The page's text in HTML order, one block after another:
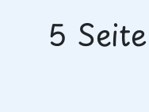
5